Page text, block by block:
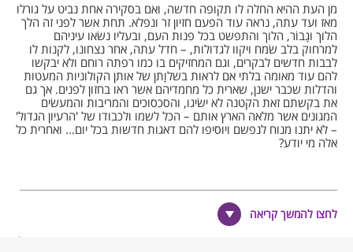
מן העת ההיא החלה לו תקופה חדשה, ואם בסקירה אחת נביט על גורלו
מאז ועד עתה, נראה עוד הפעם חזיון זר ונפלא. תחת אשר לפני זה הלך
הלוך וגָבוֹר, הלוך והתפשט בכל פנות העם, ובעליו נשׂאו עיניהם
למרחוק בלב שׂמח ויקוו לגדולות, – חדל עתה, אחר נצחונו, לקנות לו
לבבות חדשים לבקרים, וגם המחזיקים בו כמו רפתה רוחם ולא יבקשו
להם עוד מאומה בלתי אם לראות בשלוָתן של אותן הקולוניות המעטות
והדלות שכבר ישנן, שארית כל מחמדיהם אשר ראו בחזון לפנים. אך גם
את בקשתם זאת הקטנה לא ישׂיגו, והסכסוכים והמריבות והמעשׂים
המגונים אשר מלאה הארץ אותם – הכל לשמו ולכבודו של 'הרעיון הגדול'
– לא יתנו מנוח לנפשם ויוסיפו להם דאגות חדשות בכל יום… ואחרית כל
אלה מי יודע?
אם כדברי אחד החכמים, יכאב הלב למראה אמונה גוועת מזוקן, אשר
דורות עברו שתו מכוס תנחומותיה, – מה גדול הכאב, כאשר בראשית
דרכו יכשל ויפול רעיון מלא כוח עלומים. תקות דור הולך ועזרת דור יבוא!
ובזכרנו עוד, כי הוא זה הרעיון העושׂה נפלאות לעינינו בקרב עמים רבים,
לחצו להמשך קריאה